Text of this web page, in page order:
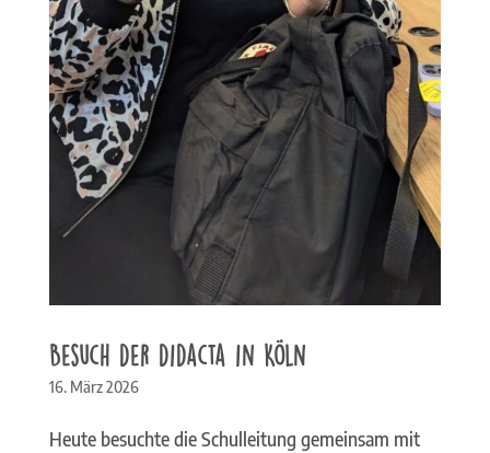
Besuch der didacta in Köln
16. März 2026
Heute besuchte die Schulleitung gemeinsam mit